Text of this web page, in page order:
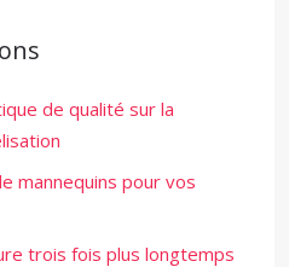
de qualité sur la
mannequins pour vos
trois fois plus longtemps